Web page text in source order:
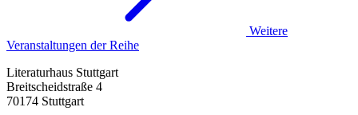
Weitere
Veranstaltungen der Reihe
Literaturhaus Stuttgart
Breitscheidstraße 4
70174 Stuttgart